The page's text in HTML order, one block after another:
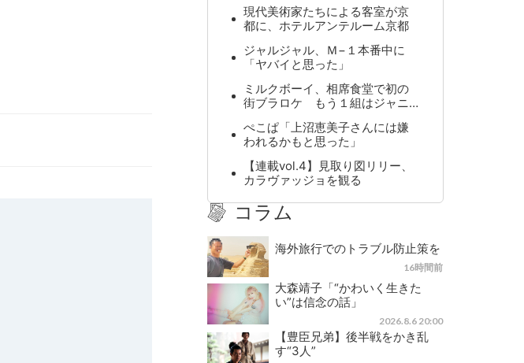
現代美術家たちによる客室が京
都に、ホテルアンテルーム京都
ジャルジャル、Ｍ−１本番中に
「ヤバイと思った」
ミルクボーイ、相席食堂で初の
街ブラロケ もう１組はジャニ…
ぺこぱ「上沼恵美子さんには嫌
われるかもと思った」
【連載vol.4】見取り図リリー、
カラヴァッジョを観る
コラム
海外旅行でのトラブル防止策を
16時間前
大森靖子「“かわいく生きた
い”は信念の話」
2026.8.6 20:00
【豊臣兄弟】後半戦をかき乱
す“3人”